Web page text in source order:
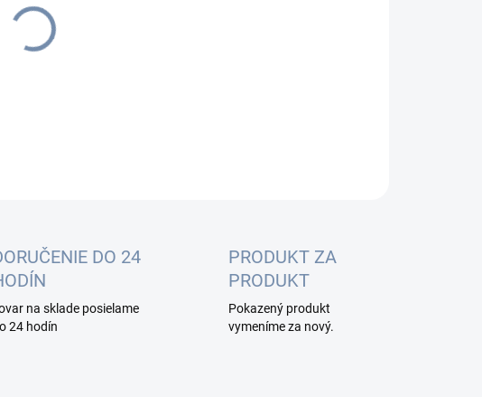
DO 24
na sklade posielame
24 hodín
PRODUKT ZA
PRODUKT
Pokazený produkt
vymeníme za nový.